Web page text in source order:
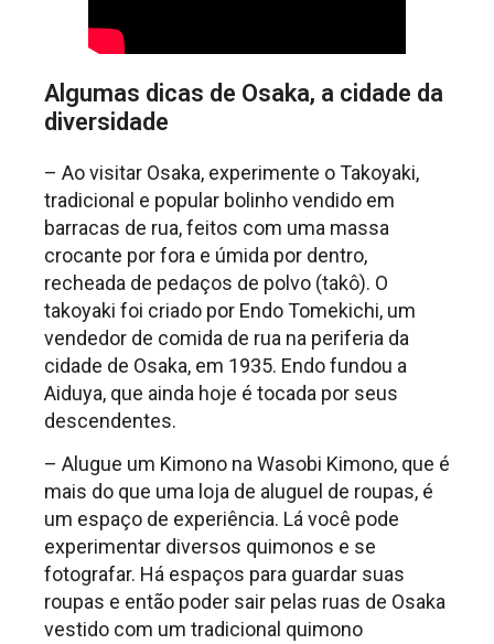
Algumas dicas de Osaka, a cidade da
diversidade
– Ao visitar Osaka, experimente o Takoyaki,
tradicional e popular bolinho vendido em
barracas de rua, feitos com uma massa
crocante por fora e úmida por dentro,
recheada de pedaços de polvo (takô). O
takoyaki foi criado por Endo Tomekichi, um
vendedor de comida de rua na periferia da
cidade de Osaka, em 1935. Endo fundou a
Aiduya, que ainda hoje é tocada por seus
descendentes.
– Alugue um Kimono na Wasobi Kimono, que é
mais do que uma loja de aluguel de roupas, é
um espaço de experiência. Lá você pode
experimentar diversos quimonos e se
fotografar. Há espaços para guardar suas
roupas e então poder sair pelas ruas de Osaka
vestido com um tradicional quimono